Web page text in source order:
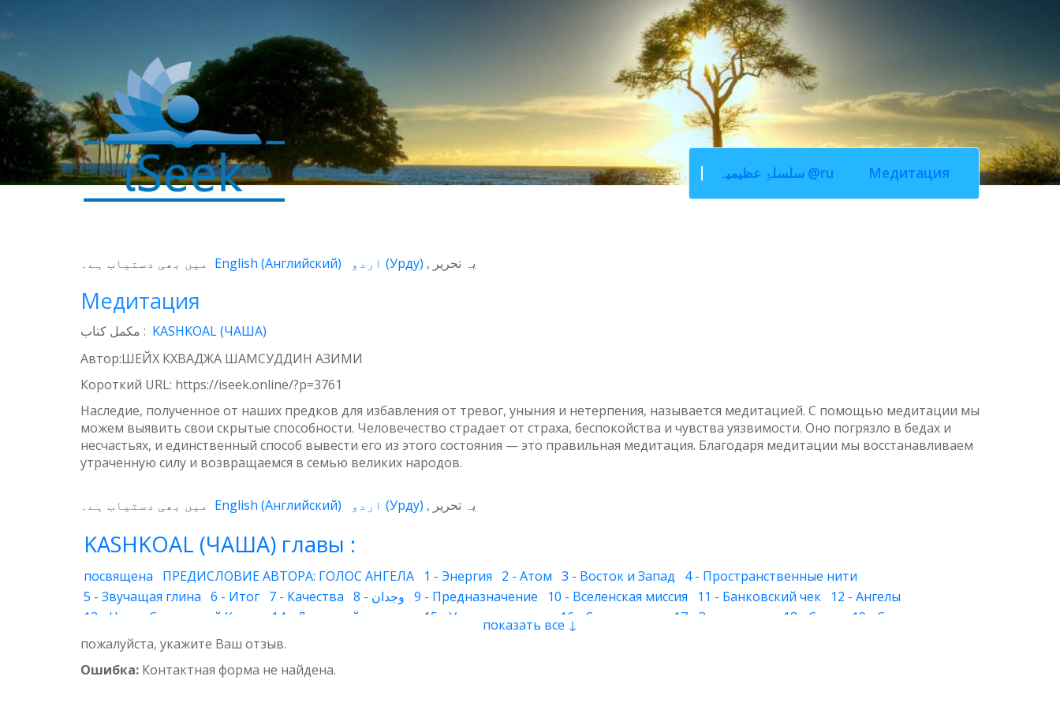
سلسلۂِ عظیمیہ @ru Медитация
یہ تحریر (Урду)
English (Английский) میں بھی دستیاب ہے۔
Медитация
مکمل کتاب : KASHKOAL (ЧАША)
Автор:ШЕЙХ КХВАДЖА ШАМСУДДИН АЗИМИ
Короткий URL: https://iseek.online/?p=3761
Наследие, полученное от наших предков для избавления от тревог, уныния и нетерпения, называется медитацией. С помощью медитации мы
можем выявить свои скрытые способности. Человечество страдает от страха, беспокойства и чувства уязвимости. Оно погрязло в бедах и
несчастьях, и единственный способ вывести его из этого состояния — это правильная медитация. Благодаря медитации мы восстанавливаем
утраченную силу и возвращаемся в семью великих народов.
یہ تحریر (Урду)
English (Английский) میں بھی دستیاب ہے۔
KASHKOAL (ЧАША) главы :
посвящена ПРЕДИСЛОВИЕ АВТОРА: ГОЛОС АНГЕЛА 1 - Энергия 2 - Атом 3 - Восток и Запад
4 - Пространственные нити
5 - Звучащая глина 6 - Итог 7 - Качества 8 - وجدان 9 - Предназначение 10 - Вселенская миссия 11 - Банковский чек
12 - Ангелы
13 - Наука Священной Книги
14 - Духовный человек 15 - Умиротворение 16 - Страх и горе 17 - Знакомство 18 - Слуга
19 - Слеза
20 - Друг Бога
21 - Супружеская жизнь 24 - Цвет
29 - Вера
30 - Воздушный шар
35 - Утренний ветерок 36 - Божественный свет и преисподняя
показать все ↓
пожалуйста, укажите Ваш отзыв.
Ошибка: Контактная форма не найдена.
WhatsApp